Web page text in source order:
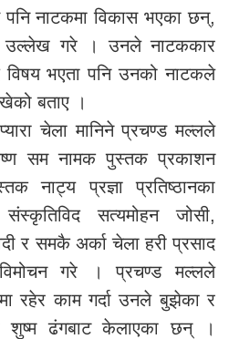
नाटकमा विकास भएका छन्,
उल्लेख गरे । उनले नाटककार
भएता पनि उनको नाटकले
बताए ।
चेला मानिने प्रचण्ड मल्लले
सम नामक पुस्तक प्रकाशन
प्रज्ञा प्रतिष्ठानका
सत्यमोहन जोसी,
र समकै अर्का चेला हरी प्रसाद
गरे । प्रचण्ड मल्लले
रहेर काम गर्दा उनले बुझेका र
शुष्म ढंगबाट केलाएका छन् ।